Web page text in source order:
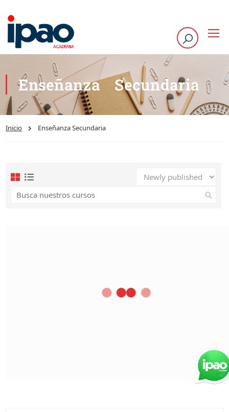
Enseñanza Secundaria
Inicio Enseñanza Secundaria